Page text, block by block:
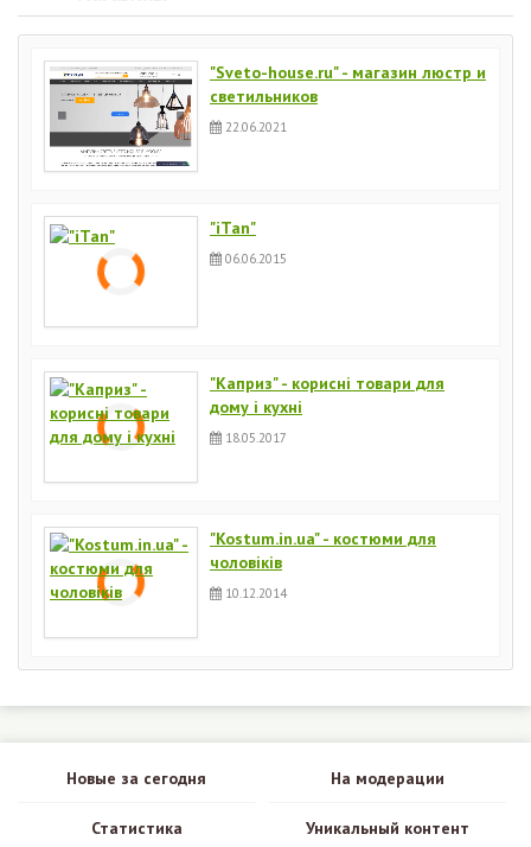
"Sveto-house.ru" - магазин люстр и
светильников
22.06.2021
"iTan"
06.06.2015
"Каприз" - корисні товари для
дому і кухні
18.05.2017
"Kostum.in.ua" - костюми для
чоловіків
10.12.2014
Новые за сегодня На модерации
Статистика Уникальный контент